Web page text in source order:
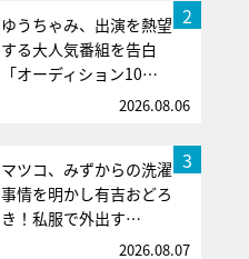
2
ゆうちゃみ、出演を熱望
する大人気番組を告白
「オーディション10…
2026.08.06
3
マツコ、みずからの洗濯
事情を明かし有吉おどろ
き！私服で外出す…
2026.08.07